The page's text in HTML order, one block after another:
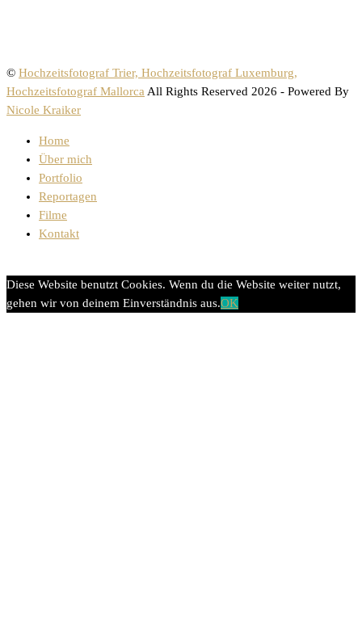
© Hochzeitsfotograf Trier, Hochzeitsfotograf Luxemburg,
Hochzeitsfotograf MallorcaAll Rights Reserved 2026 - Powered By
Nicole Kraiker
Home
Über mich
Portfolio
Reportagen
Filme
Kontakt
Diese Website benutzt Cookies. Wenn du die Website weiter nutzt,
gehen wir von deinem Einverständnis aus.OK